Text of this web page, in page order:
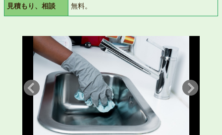
見積もり、相談 無料。